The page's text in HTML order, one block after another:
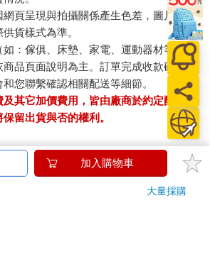
網頁呈現與拍攝關係產生色差，圖片僅供
貨樣式為準。
：傢俱、床墊、家電、運動器材等）及
商品頁面說明為主。訂單完成收款確認
您聯繫確認相關配送等細節。
其它加價費用，皆由廠商於約定配送時
留出貨與否的權利。
您操作ATM! 如接獲電話要求您前往
從指示，以免受騙上當！
加入購物車
大量採購